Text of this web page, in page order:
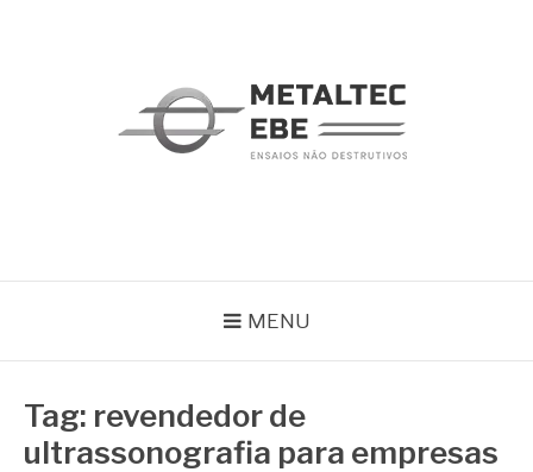
MENU
Tag: revendedor de
ultrassonografia para empresas